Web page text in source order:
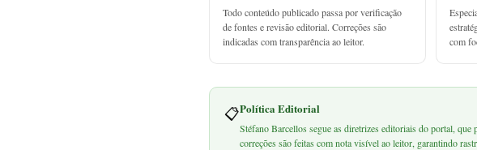
Todo conteúdo publicado passa por verificação
de fontes e revisão editorial. Correções são
indicadas com transparência ao leitor.
com
📋Política Editorial
Stéfano Barcellos segue as diretrizes editoriais do portal, que
correções são feitas com nota visível ao leitor, garantindo